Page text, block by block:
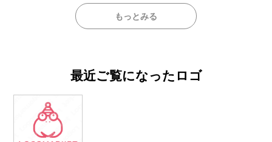
もっとみる
最近ご覧になったロゴ